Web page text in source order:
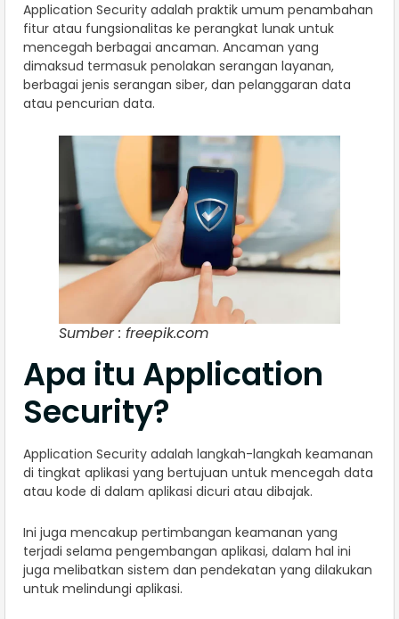
Application Security adalah praktik umum penambahan
fitur atau fungsionalitas ke perangkat lunak untuk
mencegah berbagai ancaman. Ancaman yang
dimaksud termasuk penolakan serangan layanan,
berbagai jenis serangan siber, dan pelanggaran data
atau pencurian data.
Sumber : freepik.com
Apa itu Application
Security?
Application Security adalah langkah-langkah keamanan
di tingkat aplikasi yang bertujuan untuk mencegah data
atau kode di dalam aplikasi dicuri atau dibajak.
Ini juga mencakup pertimbangan keamanan yang
terjadi selama pengembangan aplikasi, dalam hal ini
juga melibatkan sistem dan pendekatan yang dilakukan
untuk melindungi aplikasi.